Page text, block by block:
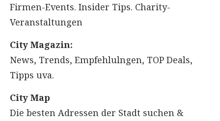
Firmen-Events. Insider Tips. Charity-
Veranstaltungen
City Magazin:
News, Trends, Empfehlulngen, TOP Deals,
Tipps uva.
City Map
Die besten Adressen der Stadt suchen &